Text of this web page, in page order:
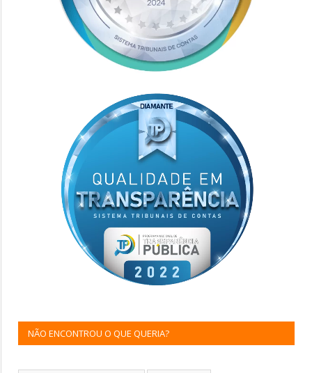
NÃO ENCONTROU O QUE QUERIA?